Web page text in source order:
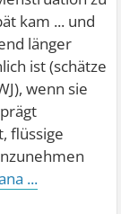
kam ... und
länger
ist (schätze
wenn sie
flüssige
...